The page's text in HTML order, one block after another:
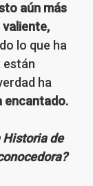
aún más
lo que ha
están
ha
encantado.
Historia de